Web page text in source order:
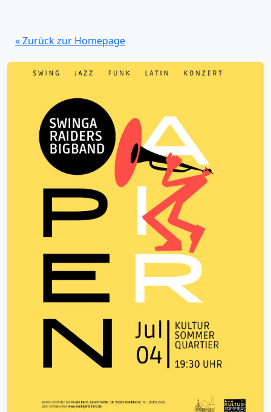
« Zurück zur Homepage